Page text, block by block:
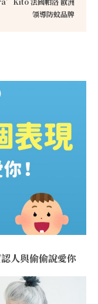
領導防蚊品牌
人與偷偷說愛你